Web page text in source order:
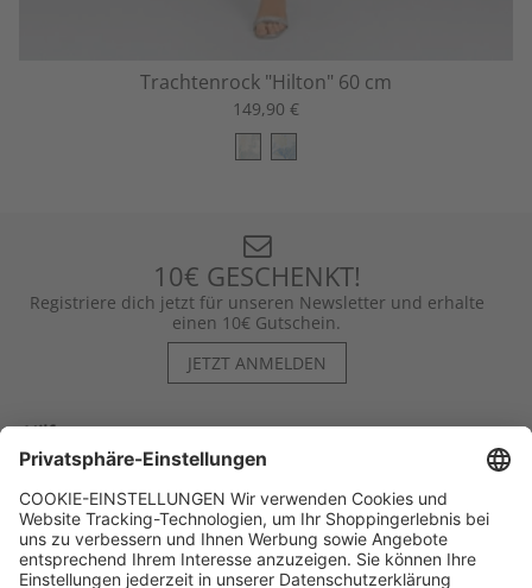
Trachtenrock "Hilton" 60 cm
149,90 €
10€ GESCHENKT!
Registriere dich jetzt für unseren Newsletter und erhalte
einen 10€ Gutschein.
JETZT ANMELDEN
Hilfe
Kontakt
Kategorien